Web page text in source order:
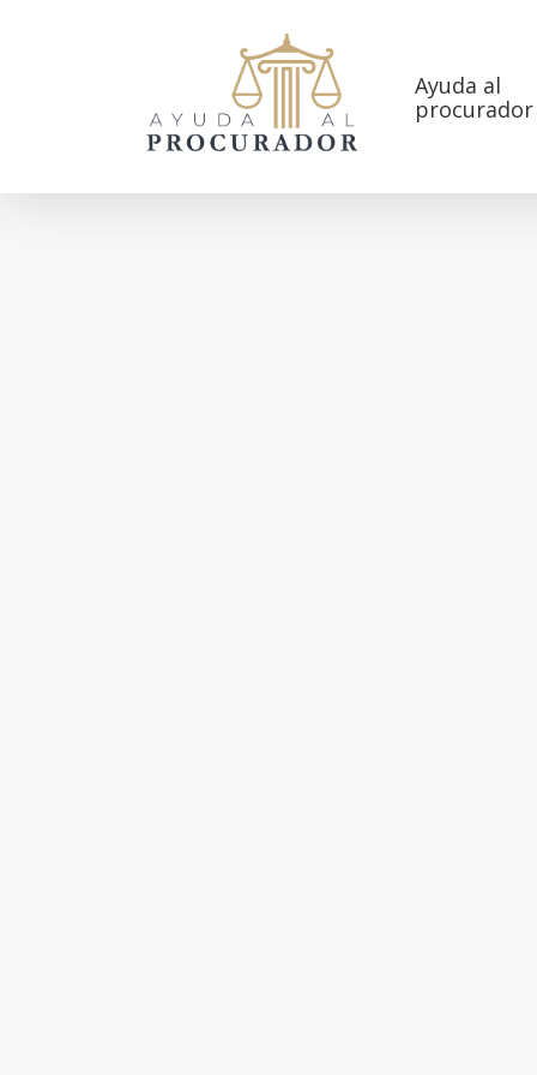
Ayuda al
procurador